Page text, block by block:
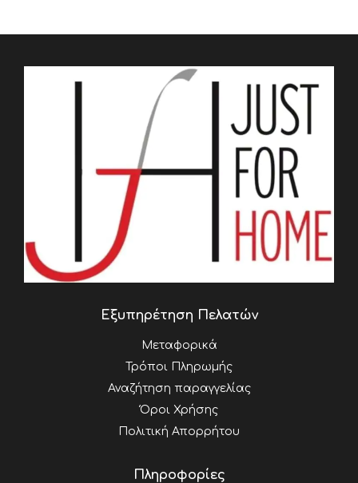
Εξυπηρέτηση Πελατών
Μεταφορικά
Τρόποι Πληρωμής
Αναζήτηση παραγγελίας
Όροι Χρήσης
Πολιτική Απορρήτου
Πληροφορίες